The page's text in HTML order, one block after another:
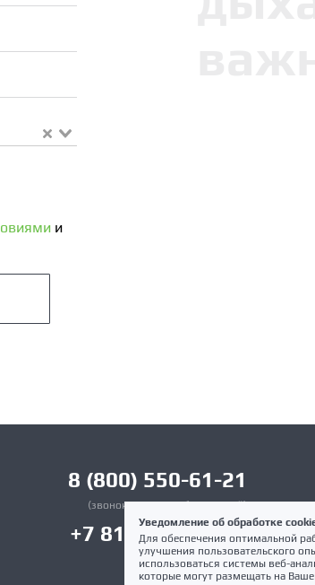
и
Уведомление об обработке
Для обеспечения оптимальной
улучшения пользовательского
использоваться системы веб-
которые могут размещать на
8 (800) 550-61-21
(звонок по России бесплатный)
+7 812 321-61-21
info@pmvent.ru